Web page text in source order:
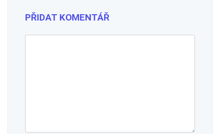
PŘIDAT KOMENTÁŘ